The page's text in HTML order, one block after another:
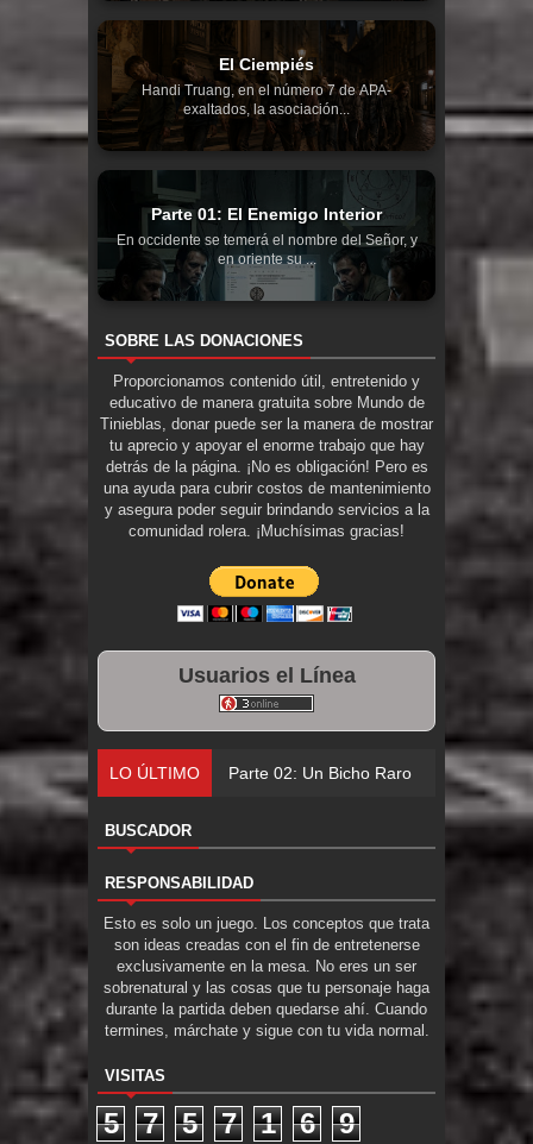
El Ciempiés
Handi Truang, en el número 7 de APA-
exaltados, la asociación...
Parte 01: El Enemigo Interior
En occidente se temerá el nombre del Señor, y
en oriente su ...
SOBRE LAS DONACIONES
Proporcionamos contenido útil, entretenido y
educativo de manera gratuita sobre Mundo de
Tinieblas, donar puede ser la manera de mostrar
tu aprecio y apoyar el enorme trabajo que hay
detrás de la página. ¡No es obligación! Pero es
una ayuda para cubrir costos de mantenimiento
y asegura poder seguir brindando servicios a la
comunidad rolera. ¡Muchísimas gracias!
Usuarios el Línea
LO ÚLTIMO Parte 02: Un Bicho Raro
BUSCADOR
RESPONSABILIDAD
Esto es solo un juego. Los conceptos que trata
son ideas creadas con el fin de entretenerse
exclusivamente en la mesa. No eres un ser
sobrenatural y las cosas que tu personaje haga
durante la partida deben quedarse ahí. Cuando
termines, márchate y sigue con tu vida normal.
VISITAS
5 7 5 7 1 6 9